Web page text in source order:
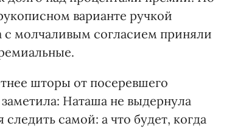
варианте ручкой
с молчаливым согласием приняли
шторы от посеревшего
Наташа не выдернула
самой: а что будет, когда